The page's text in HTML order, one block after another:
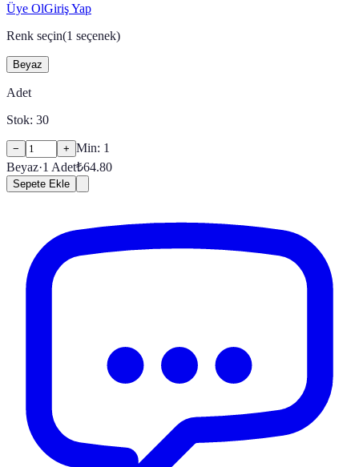
Üye OlGiriş Yap
Renk seçin(1 seçenek)
Beyaz
Adet
Stok: 30
− + Min: 1
Beyaz·1 Adet₺64.80
Sepete Ekle